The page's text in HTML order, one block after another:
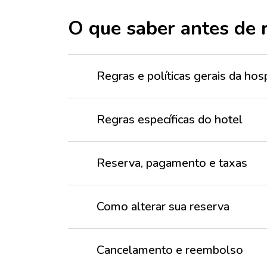
O que saber antes de
Regras e políticas gerais da
Regras específicas do hotel
Reserva, pagamento e taxas
Como alterar sua reserva
Cancelamento e reembolso